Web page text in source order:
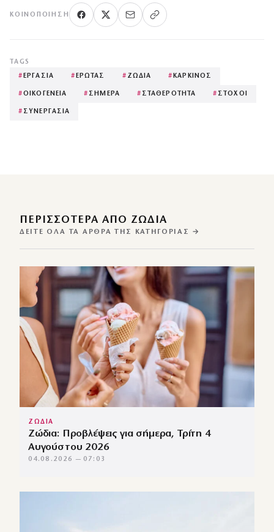
ΚΟΙΝΟΠΟΊΗΣΗ
TAGS
# ΕΡΓΑΣΙΑ # ΕΡΩΤΑΣ # ΖΩΔΙΑ # ΚΑΡΚΙΝΟΣ
#ΟΙΚΟΓΕΝΕΙΑ # ΣΗΜΕΡΑ # ΣΤΑΘΕΡΟΤΗΤΑ # ΣΤΟΧΟΙ
# ΣΥΝΕΡΓΑΣΙΑ
ΠΕΡΙΣΣΌΤΕΡΑ ΑΠΌ ΖΩΔΙΑ
ΔΕΊΤΕ ΌΛΑ ΤΑ ΆΡΘΡΑ ΤΗΣ ΚΑΤΗΓΟΡΊΑΣ →
ΖΩΔΙΑ
Ζώδια: Προβλέψεις για σήμερα, Τρίτη 4
Αυγούστου 2026
04.08.2026 — 07:03